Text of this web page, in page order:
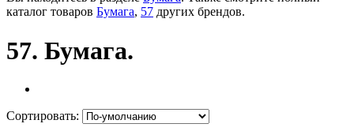
каталог товаров Бумага, 57 других брендов.
57. Бумага.
Сортировать: